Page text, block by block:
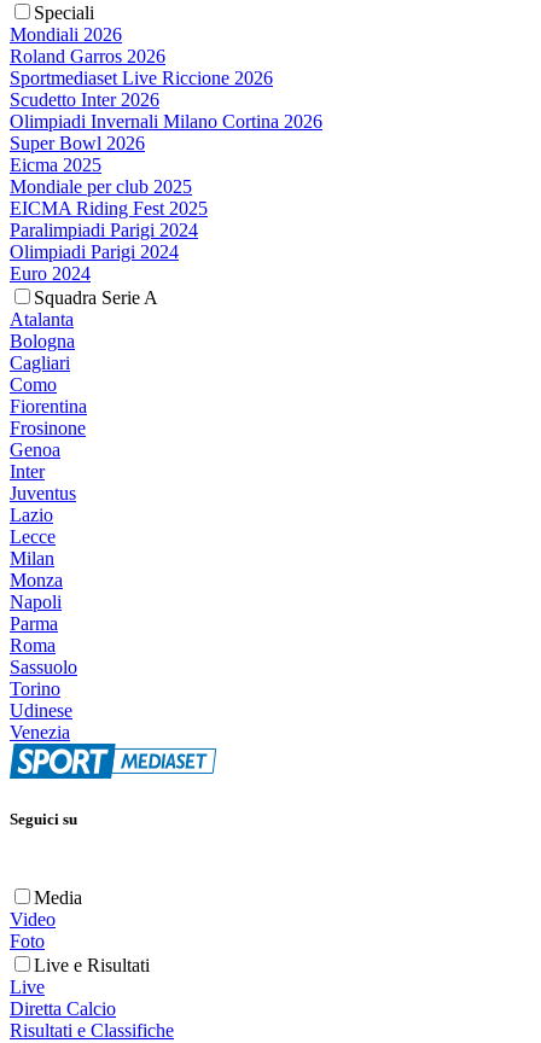
Speciali
Mondiali 2026
Roland Garros 2026
Sportmediaset Live Riccione 2026
Scudetto Inter 2026
Olimpiadi Invernali Milano Cortina 2026
Super Bowl 2026
Eicma 2025
Mondiale per club 2025
EICMA Riding Fest 2025
Paralimpiadi Parigi 2024
Olimpiadi Parigi 2024
Euro 2024
Squadra Serie A
Atalanta
Bologna
Cagliari
Como
Fiorentina
Frosinone
Genoa
Inter
Juventus
Lazio
Lecce
Milan
Monza
Napoli
Parma
Roma
Sassuolo
Torino
Udinese
Venezia
Seguici su
Media
Video
Foto
Live e Risultati
Live
Diretta Calcio
Risultati e Classifiche